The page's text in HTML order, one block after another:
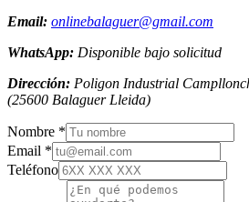
Email: onlinebalaguer@gmail.com
WhatsApp: Disponible bajo solicitud
Dirección: Poligon Industrial
(25600 Balaguer Lleida)
Nombre *
Email *
Teléfono